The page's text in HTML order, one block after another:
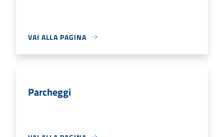
VAI ALLA PAGINA
Parcheggi